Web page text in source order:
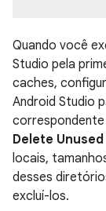
Quando você
Studio pela
caches,
Android Studio
Delete
locais,
desses
excluí-los.